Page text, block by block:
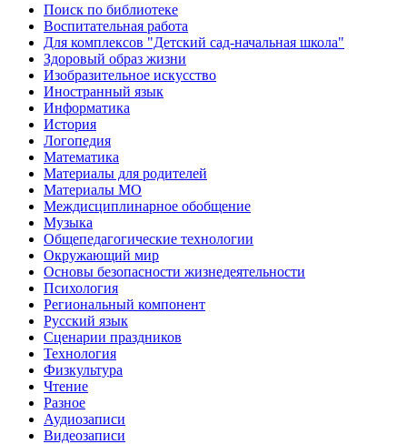
Поиск по библиотеке
Воспитательная работа
Для комплексов "Детский сад-начальная школа"
Здоровый образ жизни
Изобразительное искусство
Иностранный язык
Информатика
История
Логопедия
Математика
Материалы для родителей
Материалы МО
Междисциплинарное обобщение
Музыка
Общепедагогические технологии
Окружающий мир
Основы безопасности жизнедеятельности
Психология
Региональный компонент
Русский язык
Сценарии праздников
Технология
Физкультура
Чтение
Разное
Аудиозаписи
Видеозаписи